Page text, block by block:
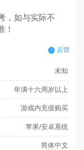
，如与实际不
！
反馈
未知
年满十六周岁以上
游戏内充值购买
苹果/安卓系统
简体中文